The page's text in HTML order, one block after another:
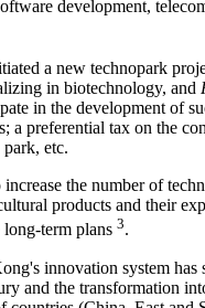
development,
a new technopark
in biotechnology, and
in the development of
a preferential tax on the
etc.
the number of
products and their
term plans 3.
innovation system has
and the transformation